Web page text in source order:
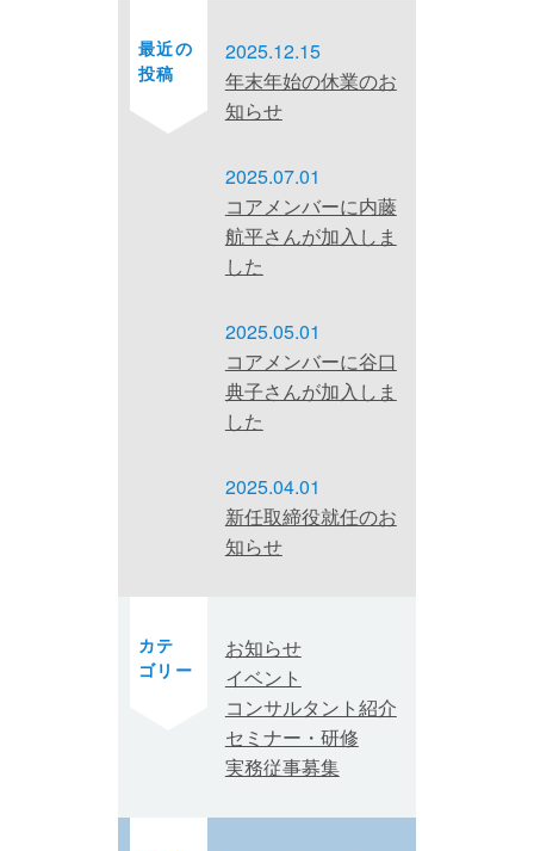
最近の
投稿
2025.12.15
年末年始の休業のお
知らせ
2025.07.01
コアメンバーに内藤
航平さんが加入しま
した
2025.05.01
コアメンバーに谷口
典子さんが加入しま
した
2025.04.01
新任取締役就任のお
知らせ
カテ
ゴリー
お知らせ
イベント
コンサルタント紹介
セミナー・研修
実務従事募集
プライバシーポリシー